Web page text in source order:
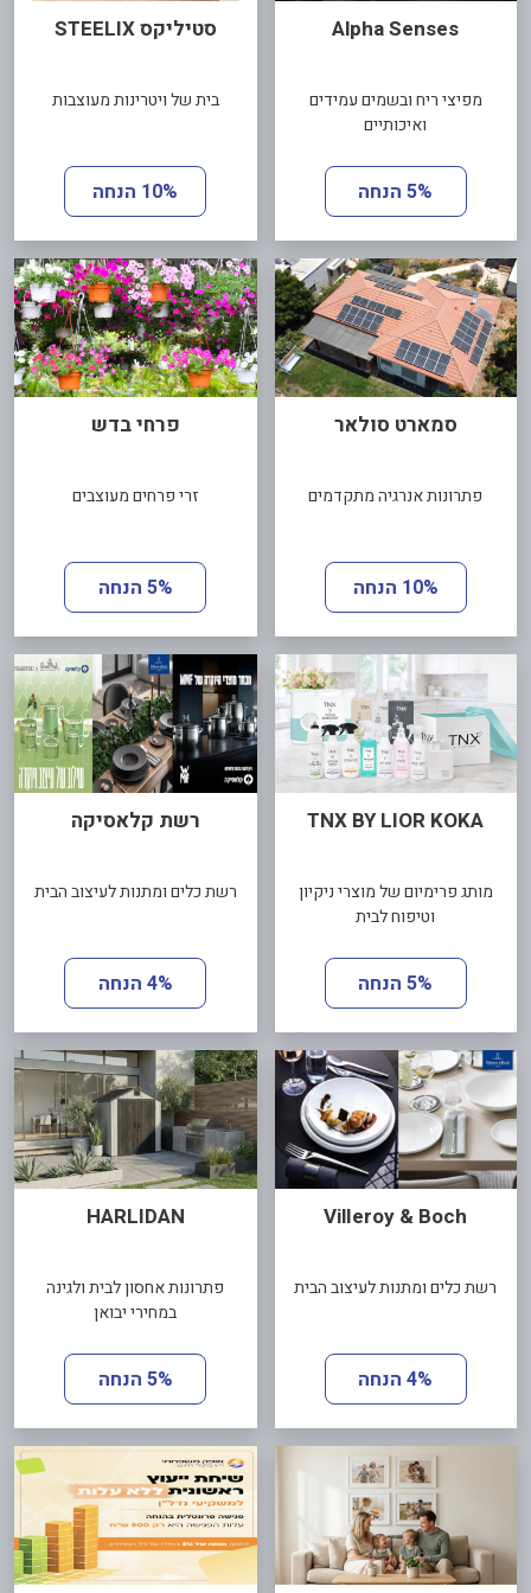
Alpha Senses
מפיצי ריח ובשמים עמידים
ואיכותיים
5% הנחה
סטיליקס STEELIX
בית של ויטרינות מעוצבות
10% הנחה
סמארט סולאר
פתרונות אנרגיה מתקדמים
10% הנחה
פרחי בדש
זרי פרחים מעוצבים
5% הנחה
TNX BY LIOR KOKA
מותג פרימיום של מוצרי ניקיון
וטיפוח לבית
5% הנחה
רשת קלאסיקה
רשת כלים ומתנות לעיצוב הבית
4% הנחה
VilIeroy & Boch
רשת כלים ומתנות לעיצוב הבית
4% הנחה
HARLIDAN
פתרונות אחסון לבית ולגינה
במחירי יבואן
5% הנחה